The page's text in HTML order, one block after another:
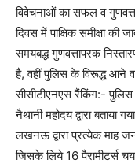
विवेचनाओं का सफल व
दिवस में पाक्षिक समीक्षा की
समयबद्ध गुणवत्तापरक
है, वहीं पुलिस के विरूद्ध आने
सीसीटीएनएस रैंकिंग:- पुलिस
नैथानी महोदय द्वारा
लखनऊ द्वारा प्रत्येक माह
जिसके लिये 16 पैरामीटर्स